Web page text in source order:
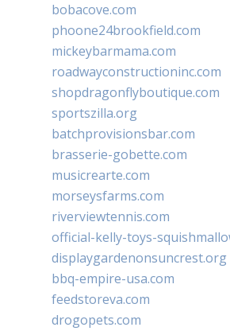
bobacove.com
phoone24brookfield.com
mickeybarmama.com
roadwayconstructioninc.com
shopdragonflyboutique.com
sportszilla.org
batchprovisionsbar.com
brasserie-gobette.com
musicrearte.com
morseysfarms.com
riverviewtennis.com
official-kelly-toys-
displaygardenonsuncrest.org
bbq-empire-usa.com
feedstoreva.com
drogopets.com